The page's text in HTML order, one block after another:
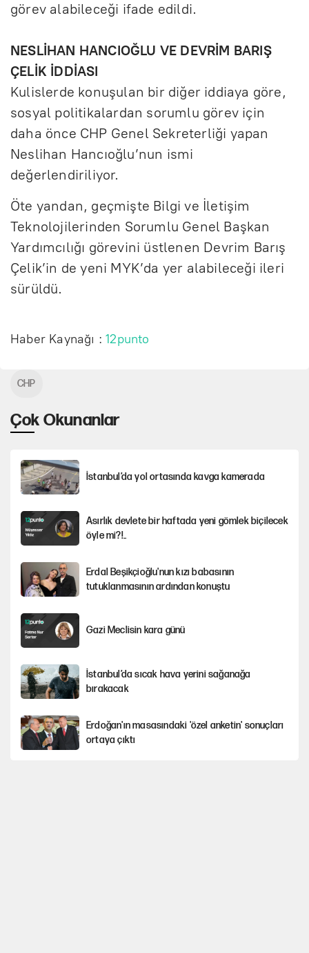
görev alabileceği ifade edildi.
NESLİHAN HANCIOĞLU VE DEVRİM BARIŞ
ÇELİK İDDİASI
Kulislerde konuşulan bir diğer iddiaya göre,
sosyal politikalardan sorumlu görev için
daha önce CHP Genel Sekreterliği yapan
Neslihan Hancıoğlu’nun ismi
değerlendiriliyor.
Öte yandan, geçmişte Bilgi ve İletişim
Teknolojilerinden Sorumlu Genel Başkan
Yardımcılığı görevini üstlenen Devrim Barış
Çelik’in de yeni MYK’da yer alabileceği ileri
sürüldü.
Haber Kaynağı :12punto
Çok Okunanlar
İstanbul’da yol ortasında kavga kamerada
Asırlık devlete bir haftada yeni gömlek biçilecek
öyle mi?!..
Erdal Beşikçioğlu'nun kızı babasının
tutuklanmasının ardından konuştu
Gazi Meclisin kara günü
İstanbul’da sıcak hava yerini sağanağa
bırakacak
Erdoğan'ın masasındaki 'özel anketin' sonuçları
ortaya çıktı
CHP